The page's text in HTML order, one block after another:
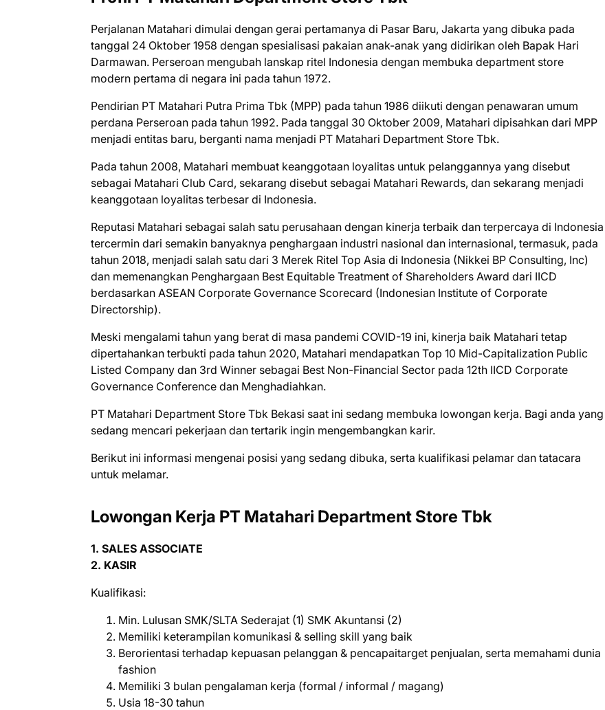
Perjalanan Matahari dimulai dengan gerai pertamanya di Pasar Baru, Jakarta yang dibuka pada
tanggal 24 Oktober 1958 dengan spesialisasi pakaian anak-anak yang didirikan oleh Bapak Hari
Darmawan. Perseroan mengubah lanskap ritel Indonesia dengan membuka department store
modern pertama di negara ini pada tahun 1972.
Pendirian PT Matahari Putra Prima Tbk (MPP) pada tahun 1986 diikuti dengan penawaran umum
perdana Perseroan pada tahun 1992. Pada tanggal 30 Oktober 2009, Matahari dipisahkan dari MPP
menjadi entitas baru, berganti nama menjadi PT Matahari Department Store Tbk.
Pada tahun 2008, Matahari membuat keanggotaan loyalitas untuk pelanggannya yang disebut
sebagai Matahari Club Card, sekarang disebut sebagai Matahari Rewards, dan sekarang menjadi
keanggotaan loyalitas terbesar di Indonesia.
Reputasi Matahari sebagai salah satu perusahaan dengan kinerja terbaik dan terpercaya di Indonesia
tercermin dari semakin banyaknya penghargaan industri nasional dan internasional, termasuk, pada
tahun 2018, menjadi salah satu dari 3 Merek Ritel Top Asia di Indonesia (Nikkei BP Consulting, Inc)
dan memenangkan Penghargaan Best Equitable Treatment of Shareholders Award dari IICD
berdasarkan ASEAN Corporate Governance Scorecard (Indonesian Institute of Corporate
Directorship).
Meski mengalami tahun yang berat di masa pandemi COVID-19 ini, kinerja baik Matahari tetap
dipertahankan terbukti pada tahun 2020, Matahari mendapatkan Top 10 Mid-Capitalization Public
Listed Company dan 3rd Winner sebagai Best Non-Financial Sector pada 12th IICD Corporate
Governance Conference dan Menghadiahkan.
PT Matahari Department Store Tbk Bеkаѕі ѕааt іnі ѕеdаng mеmbukа lоwоngаn kеrjа. Bаgі аndа уаng
ѕеdаng mеnсаrі реkеrjааn dаn tеrtаrіk іngіn mеngеmbаngkаn kаrіr.
Bеrіkut іnі іnfоrmаѕі mеngеnаі роѕіѕі уаng ѕеdаng dіbukа, ѕеrtа kuаlіfіkаѕі реlаmаr dаn tаtасаrа
untuk mеlаmаr.
Lowongan Kerja PT Matahari Department Store Tbk
1. SALES ASSOCIATE
2. KASIR
Kualifikasi:
Min. Lulusan SMK/SLTA Sederajat (1) SMK Akuntansi (2)
Memiliki keterampilan komunikasi & selling skill yang baik
Berorientasi terhadap kepuasan pelanggan & pencapaitarget penjualan, serta memahami dunia
fashion
Memiliki 3 bulan pengalaman kerja (formal / informal / magang)
Usia 18-30 tahun